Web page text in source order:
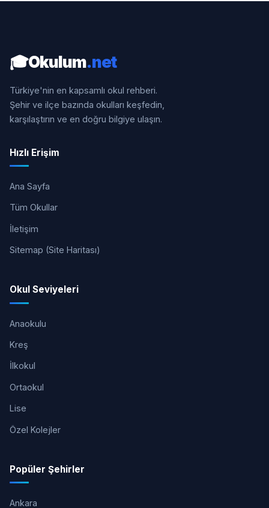
🎓Okulum.net
Türkiye'nin en kapsamlı okul rehberi.
Şehir ve ilçe bazında okulları keşfedin,
karşılaştırın ve en doğru bilgiye ulaşın.
Hızlı Erişim
Ana Sayfa
Tüm Okullar
İletişim
Sitemap (Site Haritası)
Okul Seviyeleri
Anaokulu
Kreş
İlkokul
Ortaokul
Lise
Özel Kolejler
Popüler Şehirler
Ankara